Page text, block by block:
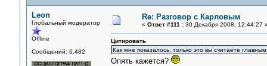
Leon
Глобальный модератор
Offline
Сообщений: 6,482
Re: Разговор с Карловым
« Ответ #111 :30 Декабря 2008, 12:44:27
Цитировать
Как мне показалось, только это вы считаете
Опять кажется?